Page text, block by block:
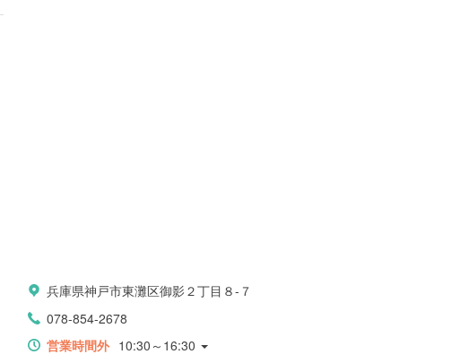
兵庫県神戸市東灘区御影２丁目８-７
078-854-2678
営業時間外 10:30～16:30